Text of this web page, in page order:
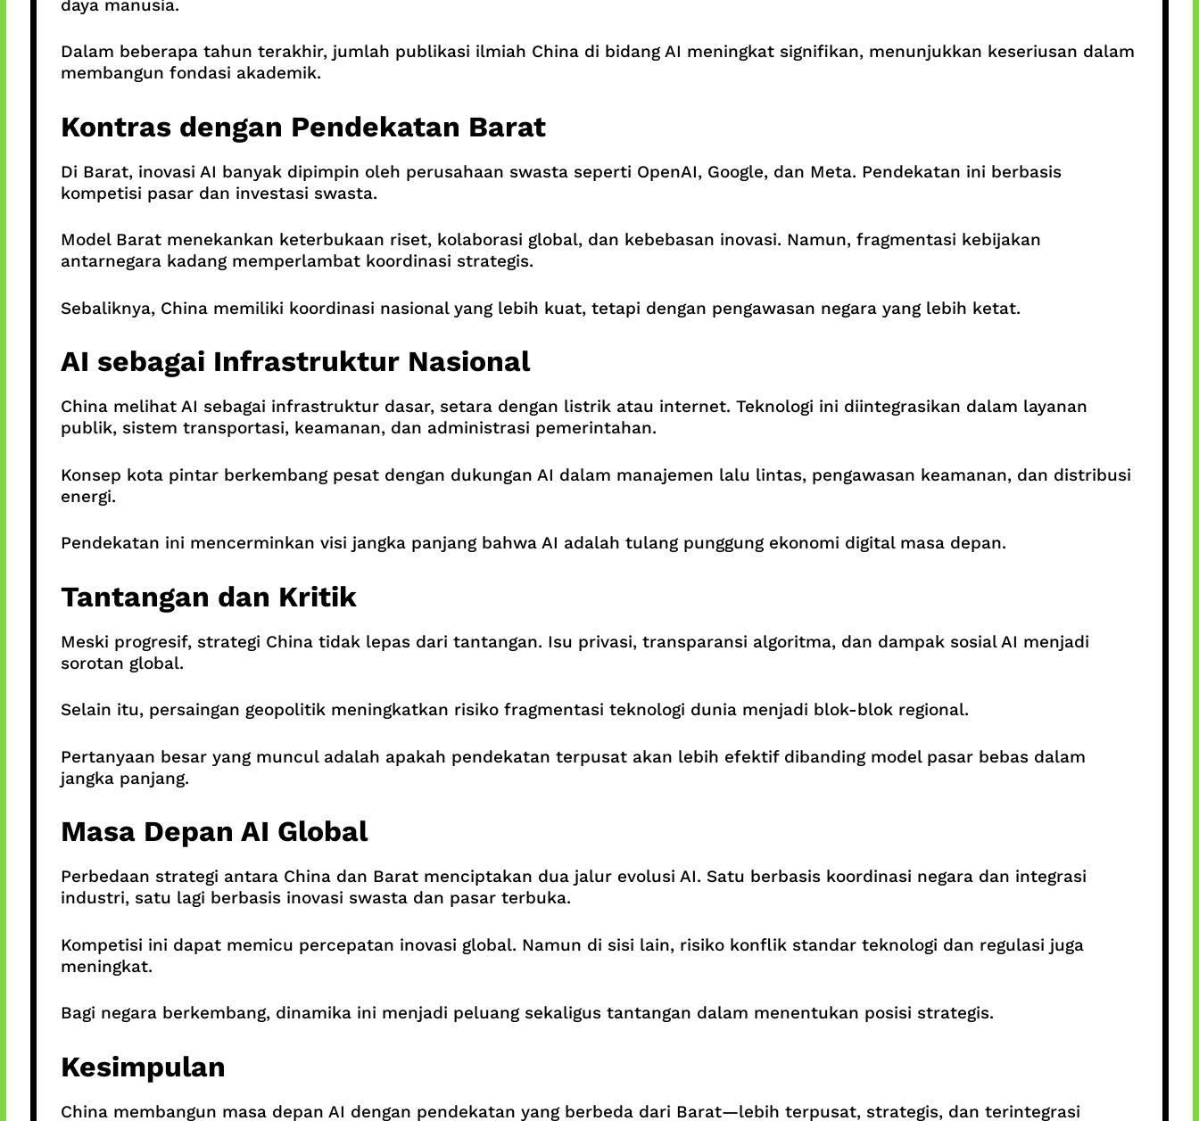
daya manusia.
Dalam beberapa tahun terakhir, jumlah publikasi ilmiah China di bidang AI meningkat signifikan, menunjukkan keseriusan dalam
membangun fondasi akademik.
Kontras dengan Pendekatan Barat
Di Barat, inovasi AI banyak dipimpin oleh perusahaan swasta seperti OpenAI, Google, dan Meta. Pendekatan ini berbasis
kompetisi pasar dan investasi swasta.
Model Barat menekankan keterbukaan riset, kolaborasi global, dan kebebasan inovasi. Namun, fragmentasi kebijakan
antarnegara kadang memperlambat koordinasi strategis.
Sebaliknya, China memiliki koordinasi nasional yang lebih kuat, tetapi dengan pengawasan negara yang lebih ketat.
AI sebagai Infrastruktur Nasional
China melihat AI sebagai infrastruktur dasar, setara dengan listrik atau internet. Teknologi ini diintegrasikan dalam layanan
publik, sistem transportasi, keamanan, dan administrasi pemerintahan.
Konsep kota pintar berkembang pesat dengan dukungan AI dalam manajemen lalu lintas, pengawasan keamanan, dan distribusi
energi.
Pendekatan ini mencerminkan visi jangka panjang bahwa AI adalah tulang punggung ekonomi digital masa depan.
Tantangan dan Kritik
Meski progresif, strategi China tidak lepas dari tantangan. Isu privasi, transparansi algoritma, dan dampak sosial AI menjadi
sorotan global.
Selain itu, persaingan geopolitik meningkatkan risiko fragmentasi teknologi dunia menjadi blok-blok regional.
Pertanyaan besar yang muncul adalah apakah pendekatan terpusat akan lebih efektif dibanding model pasar bebas dalam
jangka panjang.
Masa Depan AI Global
Perbedaan strategi antara China dan Barat menciptakan dua jalur evolusi AI. Satu berbasis koordinasi negara dan integrasi
industri, satu lagi berbasis inovasi swasta dan pasar terbuka.
Kompetisi ini dapat memicu percepatan inovasi global. Namun di sisi lain, risiko konflik standar teknologi dan regulasi juga
meningkat.
Bagi negara berkembang, dinamika ini menjadi peluang sekaligus tantangan dalam menentukan posisi strategis.
Kesimpulan
China membangun masa depan AI dengan pendekatan yang berbeda dari Barat—lebih terpusat, strategis, dan terintegrasi